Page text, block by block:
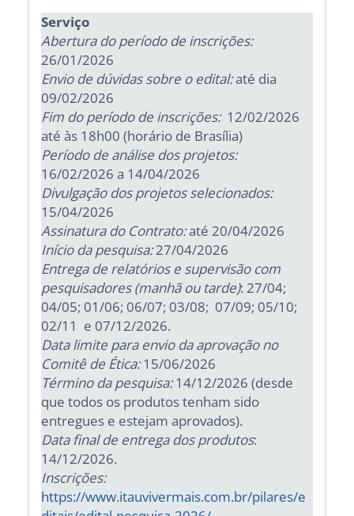
Serviço
Abertura do período de inscrições:
26/01/2026
Envio de dúvidas sobre o edital:até dia
09/02/2026
Fim do período de inscrições: 12/02/2026
até às 18h00 (horário de Brasília)
Período de análise dos projetos:
16/02/2026 a 14/04/2026
Divulgação dos projetos selecionados:
15/04/2026
Assinatura do Contrato:até 20/04/2026
Início da pesquisa:27/04/2026
Entrega de relatórios e supervisão com
pesquisadores (manhã ou tarde): 27/04;
04/05; 01/06; 06/07; 03/08; 07/09; 05/10;
02/11 e 07/12/2026.
Data limite para envio da aprovação no
Comitê de Ética:15/06/2026
Término da pesquisa:14/12/2026 (desde
que todos os produtos tenham sido
entregues e estejam aprovados).
Data final de entrega dos produtos:
14/12/2026.
Inscrições:
https://www.itauvivermais.com.br/pilares/e